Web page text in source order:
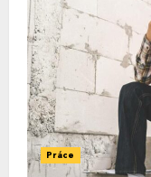
Práce